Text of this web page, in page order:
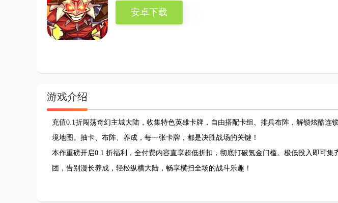
安卓下载
游戏介绍
充值0.1折闯荡奇幻主城大陆，收集特色英雄卡牌，自由搭配卡组、排兵布阵，解锁炫酷连
境地图。抽卡、布阵、养成，每一张卡牌，都是决胜战场的关键！
本作重磅开启0.1 折福利，全付费内容直享超低折扣，彻底打破氪金门槛。极低投入即可集
团，告别漫长养成，轻松纵横大陆，畅享横扫全场的战斗乐趣！